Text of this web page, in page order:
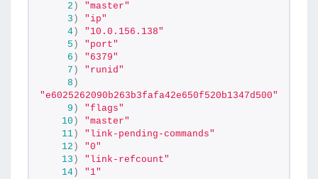
2 )
"master"
3 )
"ip"
4 )
"10.0.156.138"
5 )
"port"
6 )
"6379"
7 )
"runid"
8 )
"e6025262090b263b3fafa42e650f520b1347d500"
9 )
"flags"
10 )
"master"
11 )
"link-pending-commands"
12 )
"0"
13 )
"link-refcount"
14 )
"1"